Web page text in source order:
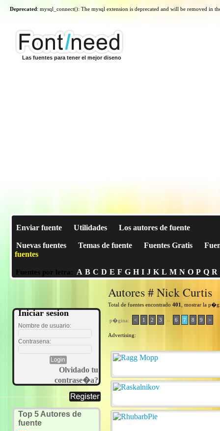
Deprecated: mysql_connect(): The mysql extension is deprecated and will be removed in
Las fuentes para tener el mejor diseno
Enviar fuente Utilidades Los autores de fuente
Nuevas fuentes Temas de fuente Fuentes Gratis
fuentes
Fuentes por letra: A B C D E F G H I J K L M N O P Q R
Iniciar sesion
Nombre de usuario:
Contrasena:
Olvidado tu
contrase�a?
Top 5 Autores de
fuente
Autores # Nick Curtis
Total de fuentes encontrado 401 , mostrar la
p�gina: < 1 2 3 6 7 8 9 >
Advertising: